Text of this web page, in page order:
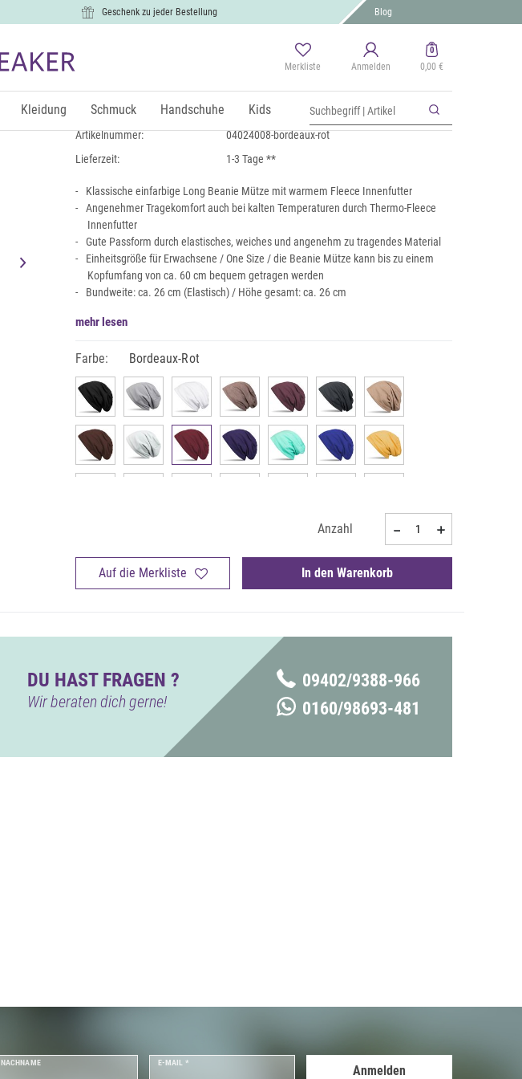
Geschenk zu jeder Bestellung Blog
Merkliste Anmelden
0
0,00 €
Kleidung Schmuck Handschuhe Kids
Unifarbene Beanie Mütze mit Fleece
11,99 €
inkl. MwSt., zzgl.Versand
Artikelnummer:
04024008-bordeaux-rot
Lieferzeit:
1-3 Tage **
Klassische einfarbige Long Beanie Mütze mit warmem Fleece Innenfutter
Angenehmer Tragekomfort auch bei kalten Temperaturen durch Thermo-Fleece
Innenfutter
Gute Passform durch elastisches, weiches und angenehm zu tragendes Material
Einheitsgröße für Erwachsene / One Size / die Beanie Mütze kann bis zu einem
Kopfumfang von ca. 60 cm bequem getragen werden
Bundweite: ca. 26 cm (Elastisch) / Höhe gesamt: ca. 26 cm
mehr lesen
Farbe: Bordeaux-Rot
Anzahl
Auf die Merkliste In den Warenkorb
DU HAST FRAGEN ?
Wir beraten dich gerne!
09402/9388-966
0160/98693-481
NACHNAME E-MAIL *
Anmelden